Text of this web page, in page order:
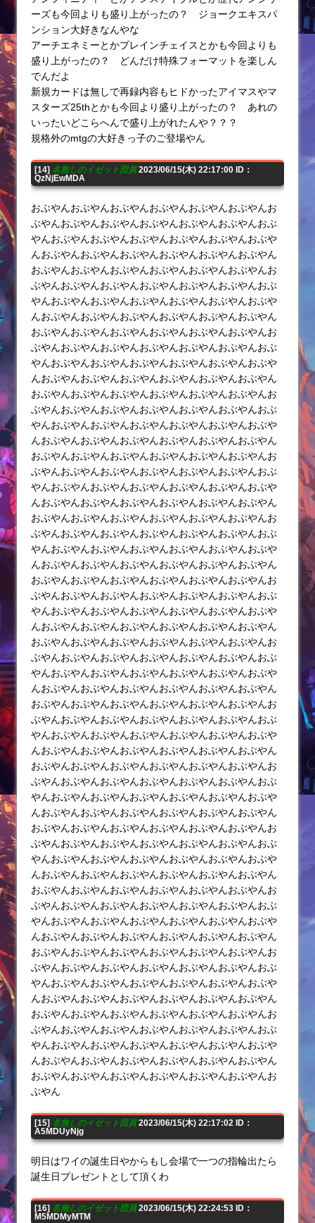
ーズも今回よりも盛り上がったの？ ジョークエキスパ
ンション大好きなんやな
アーチエネミーとかプレインチェイスとかも今回よりも
盛り上がったの？ どんだけ特殊フォーマットを楽しん
でんだよ
新規カードは無しで再録内容もヒドかったアイマスやマ
スターズ25thとかも今回より盛り上がったの？ あれの
いったいどこらへんで盛り上がれたんや？？？
規格外のmtgの大好きっ子のご登場やん
[14] 名無しのイゼット団員2023/06/15(木) 22:17:00 ID：
QzNjEwMDA
おぶやんおぶやんおぶやんおぶやんおぶやんおぶやんお
ぶやんおぶやんおぶやんおぶやんおぶやんおぶやんおぶ
やんおぶやんおぶやんおぶやんおぶやんおぶやんおぶや
んおぶやんおぶやんおぶやんおぶやんおぶやんおぶやん
おぶやんおぶやんおぶやんおぶやんおぶやんおぶやんお
ぶやんおぶやんおぶやんおぶやんおぶやんおぶやんおぶ
やんおぶやんおぶやんおぶやんおぶやんおぶやんおぶや
んおぶやんおぶやんおぶやんおぶやんおぶやんおぶやん
おぶやんおぶやんおぶやんおぶやんおぶやんおぶやんお
ぶやんおぶやんおぶやんおぶやんおぶやんおぶやんおぶ
やんおぶやんおぶやんおぶやんおぶやんおぶやんおぶや
んおぶやんおぶやんおぶやんおぶやんおぶやんおぶやん
おぶやんおぶやんおぶやんおぶやんおぶやんおぶやんお
ぶやんおぶやんおぶやんおぶやんおぶやんおぶやんおぶ
やんおぶやんおぶやんおぶやんおぶやんおぶやんおぶや
んおぶやんおぶやんおぶやんおぶやんおぶやんおぶやん
おぶやんおぶやんおぶやんおぶやんおぶやんおぶやんお
ぶやんおぶやんおぶやんおぶやんおぶやんおぶやんおぶ
やんおぶやんおぶやんおぶやんおぶやんおぶやんおぶや
んおぶやんおぶやんおぶやんおぶやんおぶやんおぶやん
おぶやんおぶやんおぶやんおぶやんおぶやんおぶやんお
ぶやんおぶやんおぶやんおぶやんおぶやんおぶやんおぶ
やんおぶやんおぶやんおぶやんおぶやんおぶやんおぶや
んおぶやんおぶやんおぶやんおぶやんおぶやんおぶやん
おぶやんおぶやんおぶやんおぶやんおぶやんおぶやんお
ぶやんおぶやんおぶやんおぶやんおぶやんおぶやんおぶ
やんおぶやんおぶやんおぶやんおぶやんおぶやんおぶや
んおぶやんおぶやんおぶやんおぶやんおぶやんおぶやん
おぶやんおぶやんおぶやんおぶやんおぶやんおぶやんお
ぶやんおぶやんおぶやんおぶやんおぶやんおぶやんおぶ
やんおぶやんおぶやんおぶやんおぶやんおぶやんおぶや
んおぶやんおぶやんおぶやんおぶやんおぶやんおぶやん
おぶやんおぶやんおぶやんおぶやんおぶやんおぶやんお
ぶやんおぶやんおぶやんおぶやんおぶやんおぶやんおぶ
やんおぶやんおぶやんおぶやんおぶやんおぶやんおぶや
んおぶやんおぶやんおぶやんおぶやんおぶやんおぶやん
おぶやんおぶやんおぶやんおぶやんおぶやんおぶやんお
ぶやんおぶやんおぶやんおぶやんおぶやんおぶやんおぶ
やんおぶやんおぶやんおぶやんおぶやんおぶやんおぶや
んおぶやんおぶやんおぶやんおぶやんおぶやんおぶやん
おぶやんおぶやんおぶやんおぶやんおぶやんおぶやんお
ぶやんおぶやんおぶやんおぶやんおぶやんおぶやんおぶ
やんおぶやんおぶやんおぶやんおぶやんおぶやんおぶや
んおぶやんおぶやんおぶやんおぶやんおぶやんおぶやん
おぶやんおぶやんおぶやんおぶやんおぶやんおぶやんお
ぶやんおぶやんおぶやんおぶやんおぶやんおぶやんおぶ
やんおぶやんおぶやんおぶやんおぶやんおぶやんおぶや
んおぶやんおぶやんおぶやんおぶやんおぶやんおぶやん
おぶやんおぶやんおぶやんおぶやんおぶやんおぶやんお
ぶやんおぶやんおぶやんおぶやんおぶやんおぶやんおぶ
やんおぶやんおぶやんおぶやんおぶやんおぶやんおぶや
んおぶやんおぶやんおぶやんおぶやんおぶやんおぶやん
おぶやんおぶやんおぶやんおぶやんおぶやんおぶやんお
ぶやんおぶやんおぶやんおぶやんおぶやんおぶやんおぶ
やんおぶやんおぶやんおぶやんおぶやんおぶやんおぶや
んおぶやんおぶやんおぶやんおぶやんおぶやんおぶやん
おぶやんおぶやんおぶやんおぶやんおぶやんおぶやんお
ぶやん
[15] 名無しのイゼット団員2023/06/15(木) 22:17:02 ID：
A5MDUyNjg
明日はワイの誕生日やからもし会場で一つの指輪出たら
誕生日プレゼントとして頂くわ
[16] 名無しのイゼット団員2023/06/15(木) 22:24:53 ID：
M5MDMyMTM